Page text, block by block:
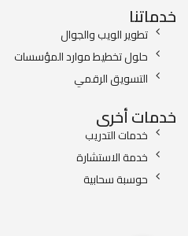
خدماتنا
تطوير الويب والجوال
حلول تخطيط موارد المؤسسات
التسويق الرقمي
خدمات أخرى
خدمات التدريب
خدمة الاستشارة
حوسبة سحابية